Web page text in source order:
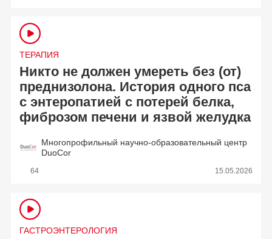
ТЕРАПИЯ
Никто не должен умереть без (от)
преднизолона. История одного пса
с энтеропатией с потерей белка,
фиброзом печени и язвой желудка
Многопрофильный научно-образовательный центр
DuoCor
64 15.05.2026
ГАСТРОЭНТЕРОЛОГИЯ